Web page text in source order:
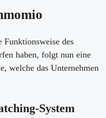
des
haben, folgt nun eine
welche das Unternehmen
System